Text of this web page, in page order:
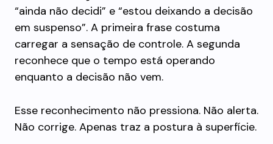
“ainda não decidi” e “estou deixando a decisão
em suspenso”. A primeira frase costuma
carregar a sensação de controle. A segunda
reconhece que o tempo está operando
enquanto a decisão não vem.
Esse reconhecimento não pressiona. Não alerta.
Não corrige. Apenas traz a postura à superfície.